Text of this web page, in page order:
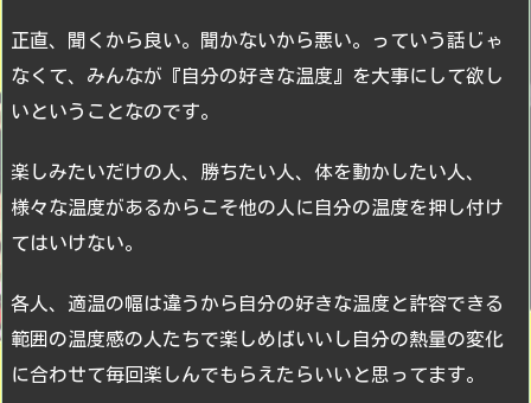
正直、聞くから良い。聞かないから悪い。っていう話じゃ
なくて、みんなが『自分の好きな温度』を大事にして欲し
いということなのです。
楽しみたいだけの人、勝ちたい人、体を動かしたい人、
様々な温度があるからこそ他の人に自分の温度を押し付け
てはいけない。
各人、適温の幅は違うから自分の好きな温度と許容できる
範囲の温度感の人たちで楽しめばいいし自分の熱量の変化
に合わせて毎回楽しんでもらえたらいいと思ってます。